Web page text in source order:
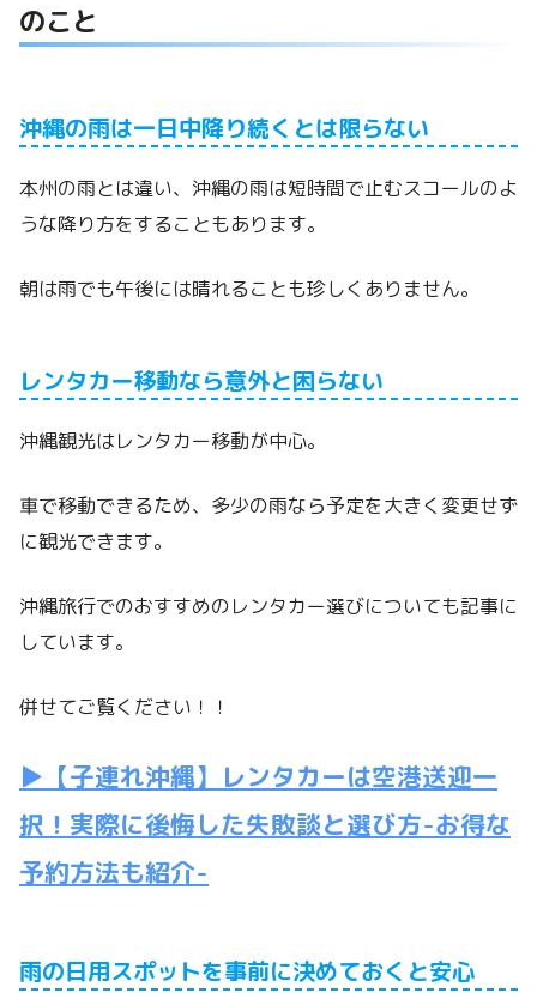
のこと
沖縄の雨は一日中降り続くとは限らない
本州の雨とは違い、沖縄の雨は短時間で止むスコールのよ
うな降り方をすることもあります。
朝は雨でも午後には晴れることも珍しくありません。
レンタカー移動なら意外と困らない
沖縄観光はレンタカー移動が中心。
車で移動できるため、多少の雨なら予定を大きく変更せず
に観光できます。
沖縄旅行でのおすすめのレンタカー選びについても記事に
しています。
併せてご覧ください！！
▶【子連れ沖縄】レンタカーは空港送迎一
択！実際に後悔した失敗談と選び方-お得な
予約方法も紹介-
雨の日用スポットを事前に決めておくと安心